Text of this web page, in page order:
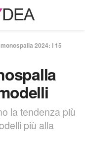
2024: i 15
la tendenza più
più alla